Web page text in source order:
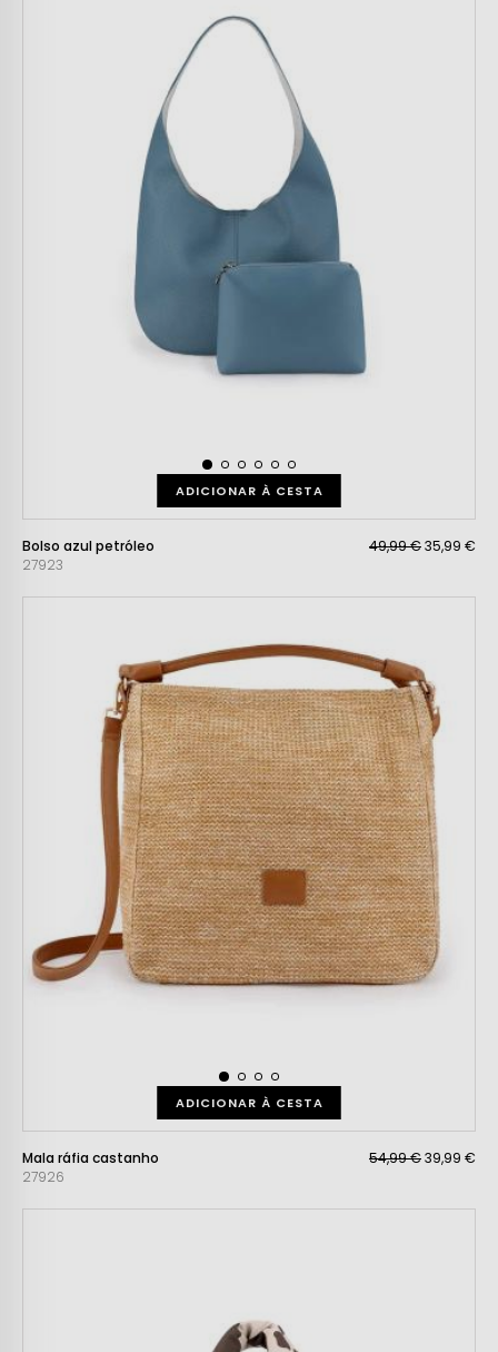
ADICIONAR À CESTA
Bolso azul petróleo
27923
49,99 €35,99 €
ADICIONAR À CESTA
Mala ráfia castanho
27926
54,99 €39,99 €